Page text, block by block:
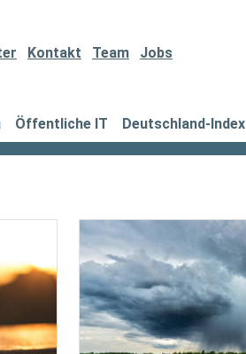
Kontakt Team Jobs
Öffentliche IT Deutschland-Index